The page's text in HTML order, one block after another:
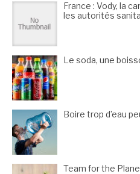
France : Vody, la
les autorités
Le soda, une
Boire trop d’eau
Team for the